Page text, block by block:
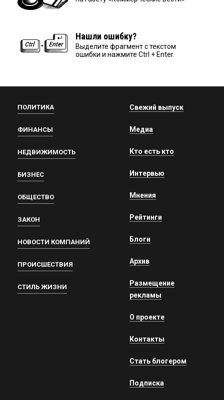
Нашли ошибку?
Выделите фрагмент с текстом
ошибки и нажмите Ctrl + Enter.
ПОЛИТИКА
ФИНАНСЫ
НЕДВИЖИМОСТЬ
БИЗНЕС
ОБЩЕСТВО
ЗАКОН
НОВОСТИ КОМПАНИЙ
ПРОИСШЕСТВИЯ
СТИЛЬ ЖИЗНИ
Свежий выпуск
Медиа
Кто есть кто
Интервью
Мнения
Рейтинги
Блоги
Архив
Размещение
рекламы
О проекте
Контакты
Стать блогером
Подписка